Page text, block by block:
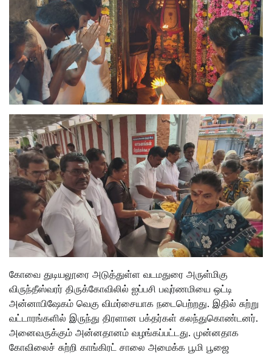
கோவை துடியலூரை அடுத்துள்ள வடமதுரை அருள்மிகு
விருந்தீஸ்வரர் திருக்கோவிலில் ஐப்பசி பவுர்ணமியை ஒட்டி
அன்னாபிஷேகம் வெகு விமர்சையாக நடைபெற்றது. இதில் சுற்று
வட்டாரங்களில் இருந்து திரளான பக்தர்கள் கலந்துகொண்டனர்.
அனைவருக்கும் அன்னதானம் வழங்கப்பட்டது. முன்னதாக
கோவிலைச் சுற்றி காங்கிரட் சாலை அமைக்க பூமி பூஜை